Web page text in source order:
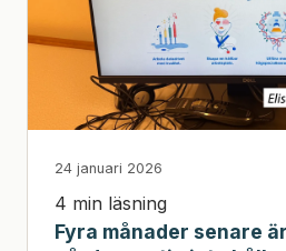
24 januari 2026
4 min läsning
Fyra månader senare